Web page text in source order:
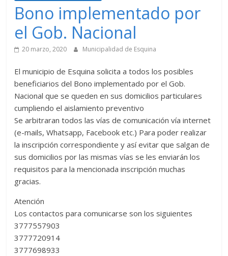
Bono implementado por
el Gob. Nacional
20 marzo, 2020 Municipalidad de Esquina
El municipio de Esquina solicita a todos los posibles
beneficiarios del Bono implementado por el Gob.
Nacional que se queden en sus domicilios particulares
cumpliendo el aislamiento preventivo
Se arbitraran todos las vías de comunicación vía internet
(e-mails, Whatsapp, Facebook etc.) Para poder realizar
la inscripción correspondiente y así evitar que salgan de
sus domicilios por las mismas vías se les enviarán los
requisitos para la mencionada inscripción muchas
gracias.
Atención
Los contactos para comunicarse son los siguientes
3777557903
3777720914
3777698933